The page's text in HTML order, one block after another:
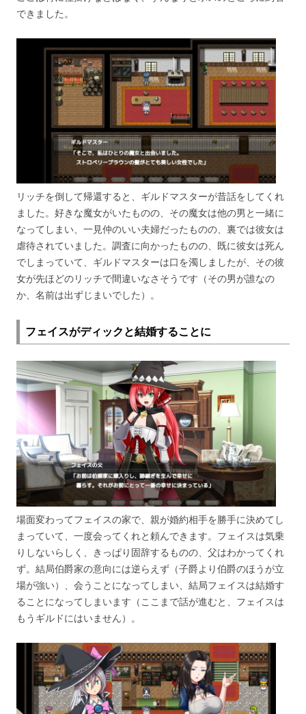
できました。
リッチを倒して帰還すると、ギルドマスターが昔話をしてくれ
ました。好きな魔女がいたものの、その魔女は他の男と一緒に
なってしまい、一見仲のいい夫婦だったものの、裏では彼女は
虐待されていました。調査に向かったものの、既に彼女は死ん
でしまっていて、ギルドマスターは口を濁しましたが、その彼
女が先ほどのリッチで間違いなさそうです（その男が誰なの
か、名前は出ずじまいでした）。
フェイスがディックと結婚することに
場面変わってフェイスの家で、親が婚約相手を勝手に決めてし
まっていて、一度会ってくれと頼んできます。フェイスは気乗
りしないらしく、きっぱり固辞するものの、父はわかってくれ
ず。結局伯爵家の意向には逆らえず（子爵より伯爵のほうが立
場が強い）、会うことになってしまい、結局フェイスは結婚す
ることになってしまいます（ここまで話が進むと、フェイスは
もうギルドにはいません）。